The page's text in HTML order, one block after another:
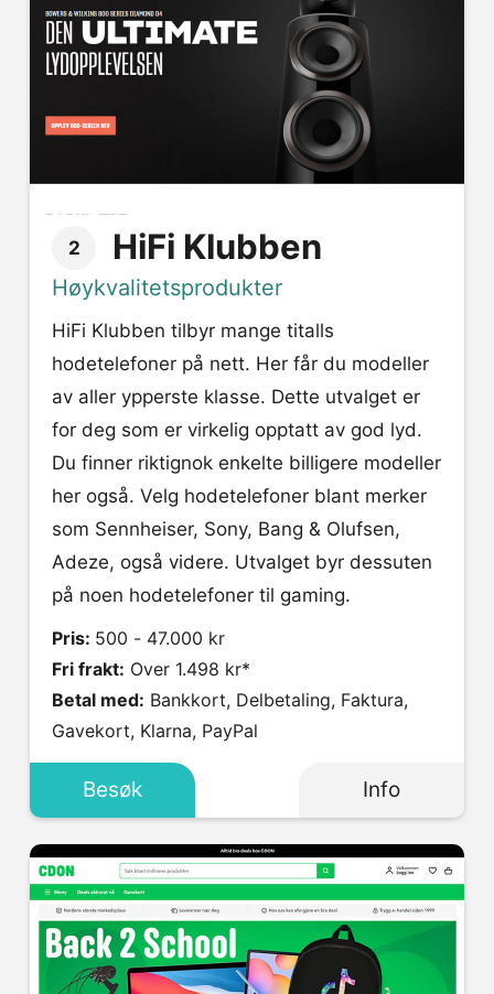
2 HiFi Klubben
Høykvalitetsprodukter
HiFi Klubben tilbyr mange titalls
hodetelefoner på nett. Her får du modeller
av aller ypperste klasse. Dette utvalget er
for deg som er virkelig opptatt av god lyd.
Du finner riktignok enkelte billigere modeller
her også. Velg hodetelefoner blant merker
som Sennheiser, Sony, Bang & Olufsen,
Adeze, også videre. Utvalget byr dessuten
på noen hodetelefoner til gaming.
Pris: 500 - 47.000 kr
Fri frakt: Over 1.498 kr*
Betal med:
Gavekort, Klarna, PayPal
Besøk Info